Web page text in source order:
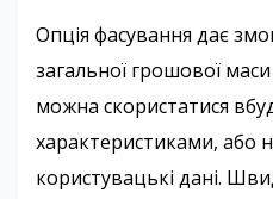
Опція фасування дає
загальної грошової
можна скористатися
характеристиками, або
користувацькі дані.